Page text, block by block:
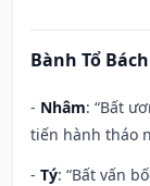
Bành Tổ
- Nhâm: “Bất
tiến hành tháo
- Tý: “Bất vấn